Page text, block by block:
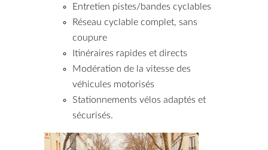
Entretien pistes/bandes cyclables
Réseau cyclable complet, sans
coupure
Itinéraires rapides et directs
Modération de la vitesse des
véhicules motorisés
Stationnements vélos adaptés et
sécurisés.